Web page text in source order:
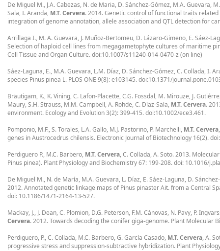
De Miguel M., J.A. Cabezas, N. de Maria, D. Sánchez-Gómez, M.A. Guevara,
Sala, I. Aranda, M.T. Cervera. 2014. Genetic control of functional traits
integration of genome annotation, allele association and QTL detection for
Arrillaga I., M. A. Guevara, J. Muñoz-Bertomeu, D. Lázaro-Gimeno, E. Sáez-
Selection of haploid cell lines from megagametophyte cultures of maritime
Cell Tissue and Organ Culture. doi:10.1007/s11240-014-0470-z (on line)
Sáez-Laguna, E., M.A. Guevara, L.M. Díaz, D. Sánchez-Gómez, C. Collada, I.
species Pinus pinea L. PLOS ONE 9(8): e103145. doi:10.1371/
Bräutigam, K., K. Vining, C. Lafon-Placette, C.G. Fossdal, M. Mirouze, J.
Maury, S.H. Strauss, M.M. Campbell, A. Rohde, C. Díaz-Sala, M.T. Cervera.
environment. Ecology and Evolution 3(2): 399-415. doi:10.1002/ece3.461.
Pomponio, M.F., S. Torales, L.A. Gallo, M.J. Pastorino, P. Marchelli, M.T. Cervera
genes in Austrocedrus chilensis. Electronic Journal of Biotechnology 16(2).
Perdiguero P., M.C. Barbero, M.T. Cervera, C. Collada, A. Soto. 2013.
Pinus pinea). Plant Physiology and Biochemistry 67: 199-208. doi: 10.1016/
De Miguel M., N. de María, M.A. Guevara, L. Díaz, E. Sáez-Laguna, D.
2012. Annotated genetic linkage maps of Pinus pinaster Ait. from a Central
doi: 10.1186/1471-2164-13-527.
Mackay, J., J. Dean, C. Plomion, D.G. Peterson, F.M. Cánovas, N. Pavy, P.
Cervera. 2012. Towards decoding the conifer giga-genome. Plant Molecular
Perdiguero, P., C. Collada, M.C. Barbero, G. García Casado, M.T. Cervera, A.
progressive stress and suppression-subtractive hybridization. Plant